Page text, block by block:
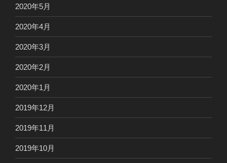
2020年5月
2020年4月
2020年3月
2020年2月
2020年1月
2019年12月
2019年11月
2019年10月